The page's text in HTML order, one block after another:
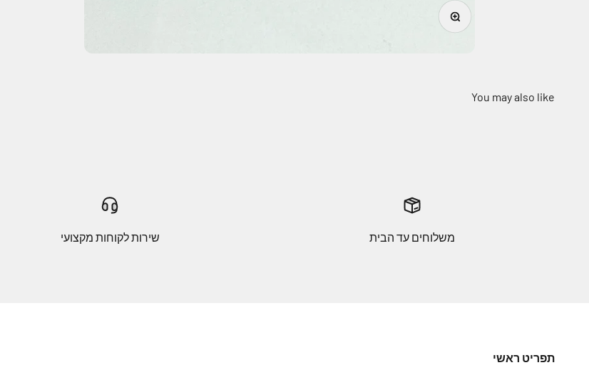
תקריב
משלוחים עד הבית שירות לקוחות מקצועי
תפריט ראשי